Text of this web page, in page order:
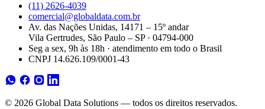
(11) 2626-4039
comercial@globaldata.com.br
Av. das Nações Unidas, 14171 – 15º andar
Vila Gertrudes, São Paulo – SP · 04794-000
Seg a sex, 9h às 18h · atendimento em todo o Brasil
CNPJ 14.626.109/0001-43
© 2026 Global Data Solutions — todos os direitos reservados.